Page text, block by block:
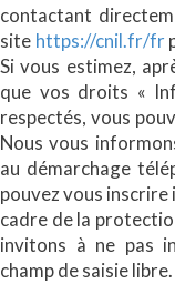
contactant
site https://cnil.fr/fr
Si vous estimez,
que vos droits «
respectés, vous
Nous vous
au démarchage
pouvez vous inscrire
cadre de la
invitons à ne pas
champ de saisie libre.